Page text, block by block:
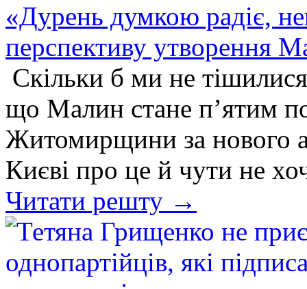
«Дурень думкою радіє,
перспективу утворення
Скільки б ми не
що Малин стане п’ятим
Житомирщини за нового
Києві про це й чути не
Читати решту →